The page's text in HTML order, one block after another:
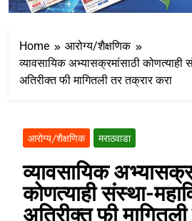
Home
आरोग्य/शैक्षणिक
व्यावसायिक अभ्यासक्रमांसाठी कोणत्याही
अतिरीक्त फी मागितली तर तक्रार करा
आरोग्य/शैक्षणिक मराठवाडा
व्यावसायिक
कोणत्याही संस्था-
अतिरीक्त फी